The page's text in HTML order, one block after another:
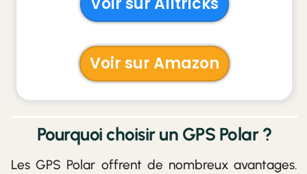
Voir sur Amazon
Pourquoi choisir un GPS Polar ?
Les GPS Polar offrent de nombreux avantages.